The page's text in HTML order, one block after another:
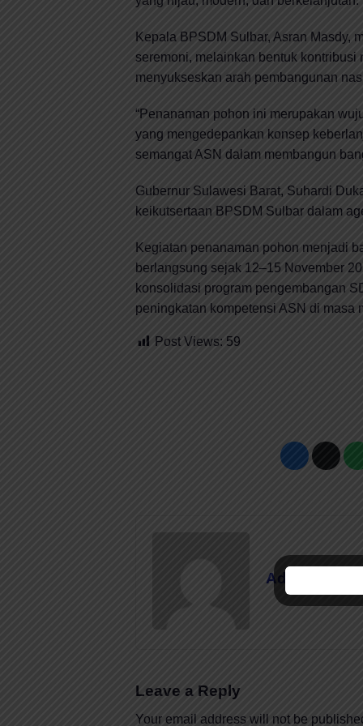
Kepala BPSDM Sulbar, Asran Masdy,
seremoni, melainkan bentuk
menyukseskan arah pembangunan
“Penanaman pohon ini merupakan
yang mengedepankan konsep
semangat ASN dalam membangun
Gubernur Sulawesi Barat, Suhardi
keikutsertaan BPSDM Sulbar dalam
Kegiatan penanaman pohon menjadi
berlangsung sejak 12–15 November
konsolidasi program pengembangan
peningkatan kompetensi ASN di masa
Post Views: 59
Admin
Leave a Reply
Your email address will not be